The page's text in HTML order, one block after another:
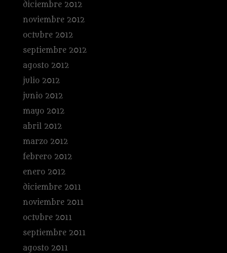
diciembre 2012
noviembre 2012
octubre 2012
septiembre 2012
agosto 2012
julio 2012
junio 2012
mayo 2012
abril 2012
marzo 2012
febrero 2012
enero 2012
diciembre 2011
noviembre 2011
octubre 2011
septiembre 2011
agosto 2011